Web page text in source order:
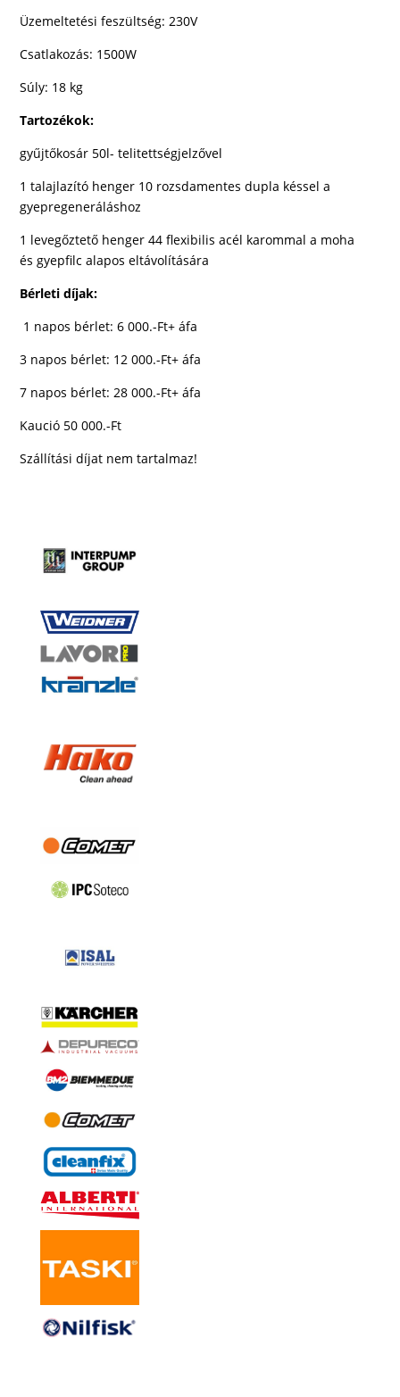
Üzemeltetési feszültség: 230V
Csatlakozás: 1500W
Súly: 18 kg
Tartozékok:
gyűjtőkosár 50l- telitettségjelzővel
1 talajlazító henger 10 rozsdamentes dupla késsel a
gyepregeneráláshoz
1 levegőztető henger 44 flexibilis acél karommal a moha
ésgyepfilc alapos eltávolítására
Bérleti díjak:
1 napos bérlet: 6 000.-Ft+ áfa
3 napos bérlet: 12 000.-Ft+ áfa
7 napos bérlet: 28 000.-Ft+ áfa
Kaució 50 000.-Ft
Szállítási díjat nem tartalmaz!